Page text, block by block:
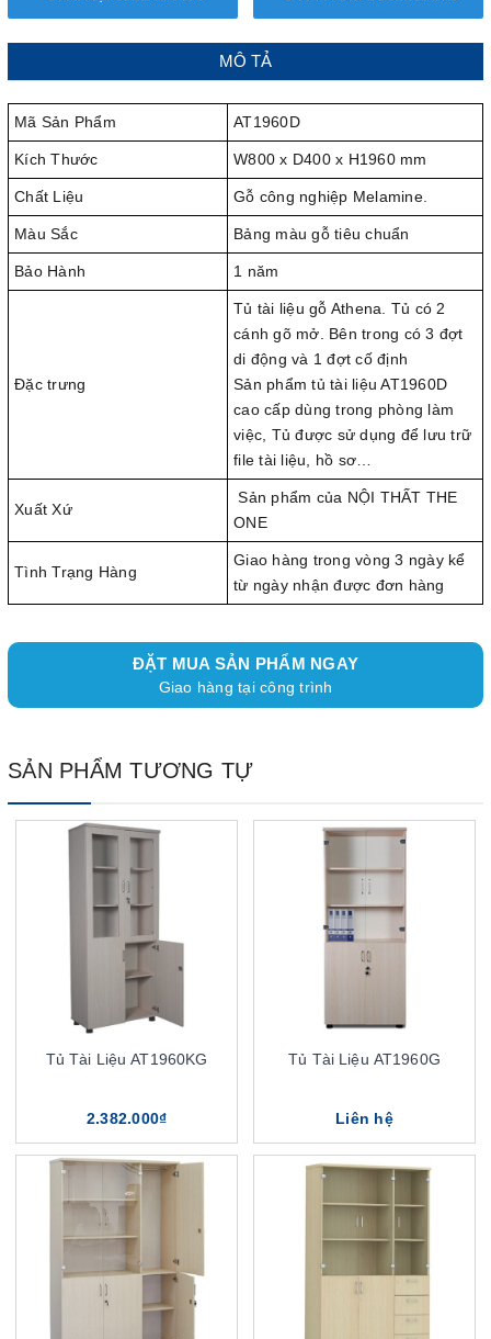
MÔ TẢ
Mã Sản Phẩm AT1960D
Kích Thước W800 x D400 x H1960 mm
Chất Liệu Gỗ công nghiệp Melamine.
Màu Sắc Bảng màu gỗ tiêu chuẩn
Bảo Hành 1 năm
Đặc trưng
Tủ tài liệu gỗ Athena. Tủ có 2
cánh gõ mở. Bên trong có 3 đợt
di động và 1 đợt cố định
Sản phẩm tủ tài liệu AT1960D
cao cấp dùng trong phòng làm
việc, Tủ được sử dụng để lưu trữ
file tài liệu, hồ sơ…
Xuất Xứ
Sản phẩm của NỘI THẤT THE
ONE
Tình Trạng Hàng
Giao hàng trong vòng 3 ngày kể
từ ngày nhận được đơn hàng
ĐẶT MUA SẢN PHẨM NGAY
Giao hàng tại công trình
SẢN PHẨM TƯƠNG TỰ
Tủ Tài Liệu AT1960KG
2.382.000₫
Tủ Tài Liệu AT1960G
Liên hệ